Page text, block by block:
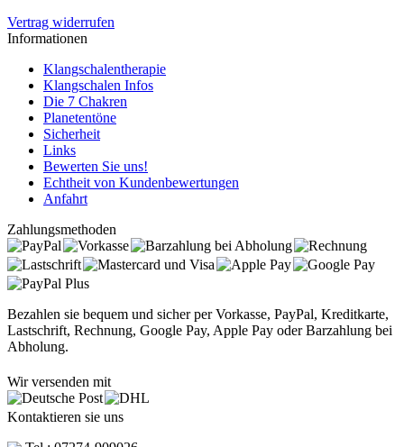
Vertrag widerrufen
Informationen
Klangschalentherapie
Klangschalen Infos
Die 7 Chakren
Planetentöne
Sicherheit
Links
Bewerten Sie uns!
Echtheit von Kundenbewertungen
Anfahrt
Zahlungsmethoden
Bezahlen sie bequem und sicher per Vorkasse, PayPal, Kreditkarte,
Lastschrift, Rechnung, Google Pay, Apple Pay oder Barzahlung bei
Abholung.
Wir versenden mit
Kontaktieren sie uns